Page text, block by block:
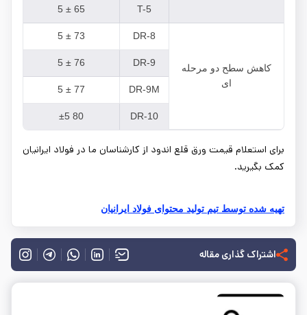
T-5
65 ± 5
کاهش سطح دو مرحله
ای
DR-8
73 ± 5
DR-9
76 ± 5
DR-9M
77 ± 5
DR-10
80 ±5
برای استعلام قیمت ورق قلع اندود از کارشناسان ما در فولاد ایرانیان
کمک بگیرید.
تهیه شده توسط تیم تولید محتوای فولاد ایرانیان
اشتراک گذاری مقاله